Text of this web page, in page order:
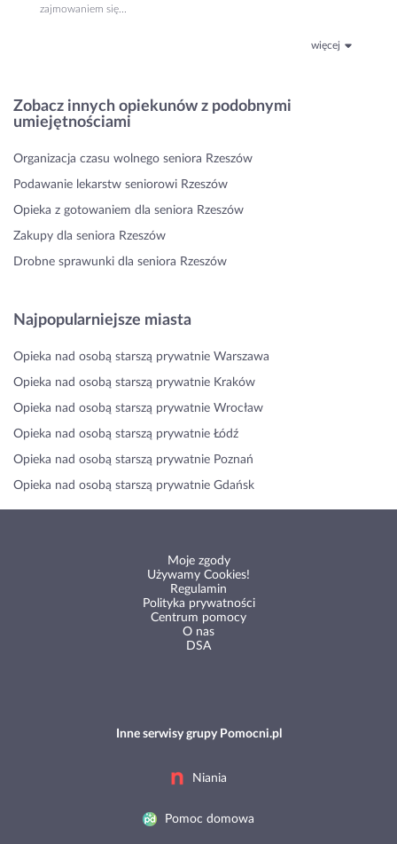
zajmowaniem się...
więcej
Zobacz innych opiekunów z podobnymi
umiejętnościami
Organizacja czasu wolnego seniora Rzeszów
Podawanie lekarstw seniorowi Rzeszów
Opieka z gotowaniem dla seniora Rzeszów
Zakupy dla seniora Rzeszów
Drobne sprawunki dla seniora Rzeszów
Najpopularniejsze miasta
Opieka nad osobą starszą prywatnie Warszawa
Opieka nad osobą starszą prywatnie Kraków
Opieka nad osobą starszą prywatnie Wrocław
Opieka nad osobą starszą prywatnie Łódź
Opieka nad osobą starszą prywatnie Poznań
Opieka nad osobą starszą prywatnie Gdańsk
Moje zgody
Używamy Cookies!
Regulamin
Polityka prywatności
Centrum pomocy
O nas
DSA
Inne serwisy grupy Pomocni.pl
Niania
Pomoc domowa